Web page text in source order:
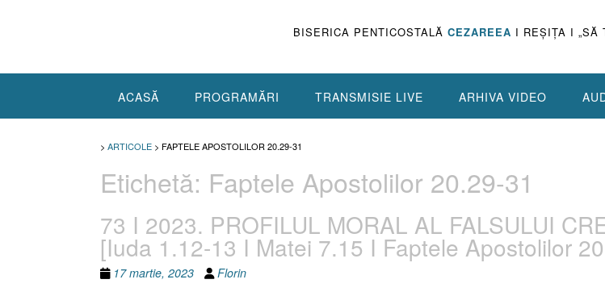
BISERICA PENTICOSTALĂ CEZAREEA I REŞIŢA I „SĂ
ACASĂ PROGRAMĂRI TRANSMISIE LIVE ARHIVA VIDEO
> ARTICOLE > FAPTELE APOSTOLILOR 20.29-31
Etichetă: Faptele Apostolilor 20.29-31
73 I 2023. PROFILUL MORAL AL FALSULUI
[Iuda 1.12-13 I Matei 7.15 I Faptele Apostolilor
17 martie, 2023 Florin